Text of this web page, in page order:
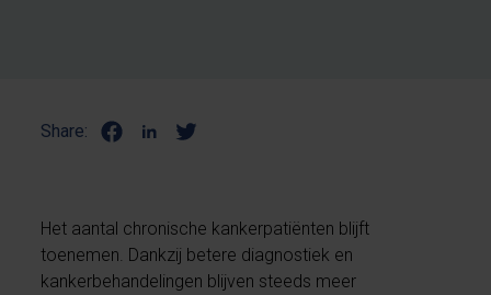
Share:
Het aantal chronische kankerpatiënten blijft
toenemen. Dankzij betere diagnostiek en
kankerbehandelingen blijven steeds meer